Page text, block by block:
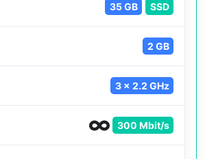
35 GB SSD
2 GB
3 x 2.2 GHz
300 Mbit/s